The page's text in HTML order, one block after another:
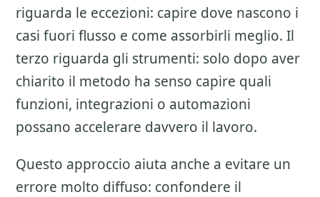
riguarda le eccezioni: capire dove nascono i
casi fuori flusso e come assorbirli meglio. Il
terzo riguarda gli strumenti: solo dopo aver
chiarito il metodo ha senso capire quali
funzioni, integrazioni o automazioni
possano accelerare davvero il lavoro.
Questo approccio aiuta anche a evitare un
errore molto diffuso: confondere il